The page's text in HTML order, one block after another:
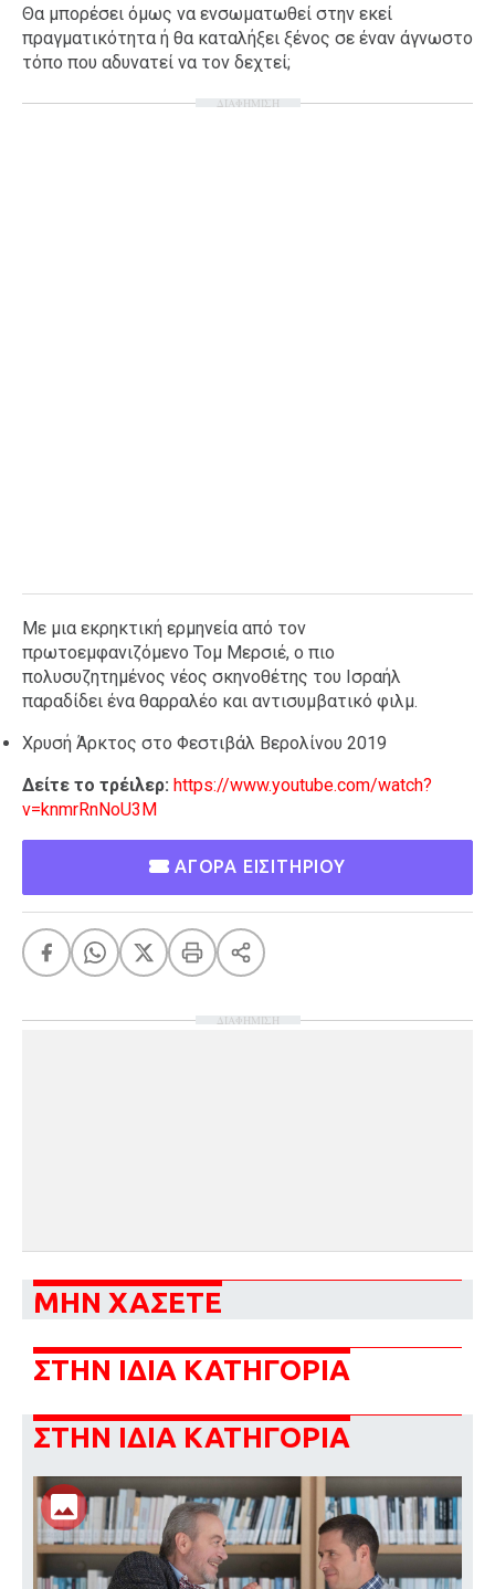
Θα μπορέσει όμως να ενσωματωθεί στην εκεί
πραγματικότητα ή θα καταλήξει ξένος σε έναν άγνωστο
τόπο που αδυνατεί να τον δεχτεί;
ΔΙΑΦΗΜΙΣΗ
Με μια εκρηκτική ερμηνεία από τον
πρωτοεμφανιζόμενο Τομ Μερσιέ, ο πιο
πολυσυζητημένος νέος σκηνοθέτης του Ισραήλ
παραδίδει ένα θαρραλέο και αντισυμβατικό φιλμ.
Χρυσή Άρκτος στο Φεστιβάλ Βερολίνου 2019
Δείτε το τρέιλερ: https://www.youtube.com/watch?
v=knmrRnNoU3M
ΑΓΟΡΑ ΕΙΣΙΤΗΡΙΟΥ
ΔΙΑΦΗΜΙΣΗ
ΜΗΝ ΧΑΣΕΤΕ
ΣΤΗΝ ΙΔΙΑ ΚΑΤΗΓΟΡΙΑ
ΣΤΗΝ ΙΔΙΑ ΚΑΤΗΓΟΡΙΑ